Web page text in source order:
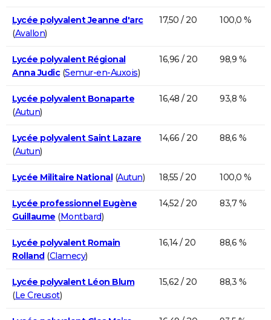
Lycée polyvalent Jeanne d'arc
(Avallon)
17,50 / 20 100,0 %
Lycée polyvalent Régional
Anna Judic(Semur-en-Auxois)
16,96 / 20 98,9 %
Lycée polyvalent Bonaparte
(Autun)
16,48 / 20 93,8 %
Lycée polyvalent Saint Lazare
(Autun)
14,66 / 20 88,6 %
Lycée Militaire National(Autun) 18,55 / 20 100,0 %
Lycée professionnel Eugène
Guillaume (Montbard)
14,52 / 20 83,7 %
Lycée polyvalent Romain
Rolland(Clamecy)
16,14 / 20 88,6 %
Lycée polyvalent Léon Blum
(Le Creusot)
15,62 / 20 88,3 %